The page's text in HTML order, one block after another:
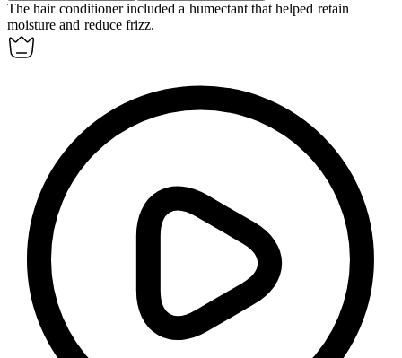
The hair conditioner included a humectant that helped retain
moisture and reduce frizz.